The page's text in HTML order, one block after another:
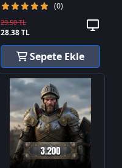
(0)
29.50 TL
28.38 TL
Sepete Ekle